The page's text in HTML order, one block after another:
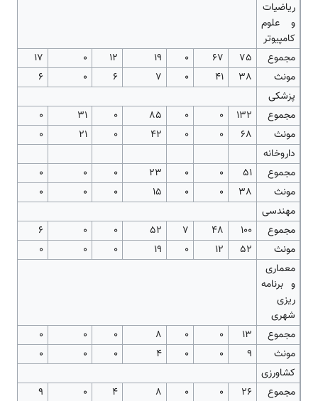
ریاضیات
و علوم
کامپیوتر
مجموع
75
67
0
19
12
0
17
مونث
38
41
0
7
6
0
6
پزشکی
مجموع
132
0
0
85
0
31
0
مونث
68
0
0
42
0
21
0
داروخانه
مجموع
51
0
0
23
0
0
0
مونث
38
0
0
15
0
0
0
مهندسی
مجموع
100
48
7
52
0
0
6
مونث
52
12
0
19
0
0
0
معماری
و برنامه
ریزی
شهری
مجموع
13
0
0
8
0
0
0
مونث
9
0
0
4
0
0
0
کشاورزی
مجموع
26
0
0
8
4
0
9